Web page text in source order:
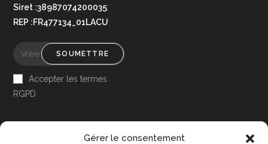
Gérer le consentement
Siret :38987074200035:
REP :FR477134_01LACU:
SOUMETTRE
Accepter les termes
RGPD